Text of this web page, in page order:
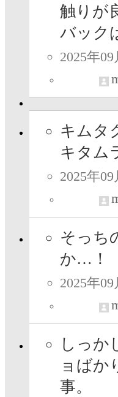
触りが
バック
2025年
キム
キタム
2025年
そっち
か…！
2025年
しっか
ョばか
事。